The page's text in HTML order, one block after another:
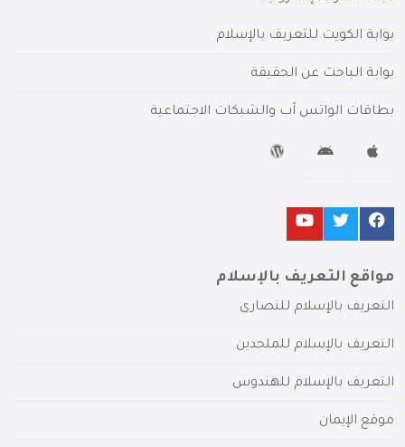
بوابة الكويت للتعريف بالإسلام
بوابة الباحث عن الحقيقة
بطاقات الواتس آب والشبكات الاجتماعية
مواقع التعريف بالإسلام
التعريف بالإسلام للنصارى
التعريف بالإسلام للملحدين
التعريف بالإسلام للهندوس
موقع الإيمان